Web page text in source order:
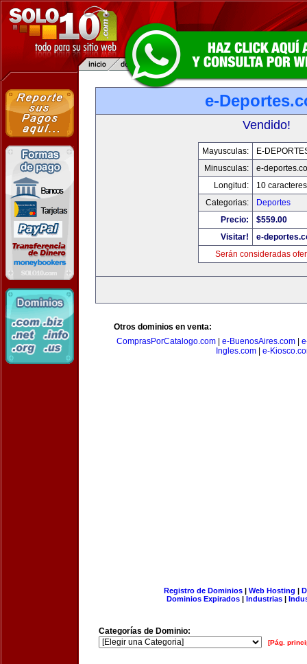
e-
Vendido!
Mayusculas:
E-
Minusculas:
e-
Longitud:
10 caracteres
Categorias:
Deportes
Precio:
$559.00
Visitar!
e-
Serán consideradas
Otros dominios en venta:
ComprasPorCatalogo.com| e-BuenosAires.com|
Ingles.com
e-
Registro de Dominios| Web Hosting |
Dominios Expirados | Industrias |
Categorías de Dominio:
[Pág.